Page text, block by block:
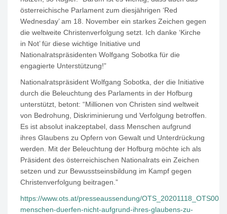
österreichische Parlament zum diesjährigen ‘Red
Wednesday’ am 18. November ein starkes Zeichen gegen
die weltweite Christenverfolgung setzt. Ich danke ‘Kirche
in Not’ für diese wichtige Initiative und
Nationalratspräsidenten Wolfgang Sobotka für die
engagierte Unterstützung!”
Nationalratspräsident Wolfgang Sobotka, der die Initiative
durch die Beleuchtung des Parlaments in der Hofburg
unterstützt, betont: “Millionen von Christen sind weltweit
von Bedrohung, Diskriminierung und Verfolgung betroffen.
Es ist absolut inakzeptabel, dass Menschen aufgrund
ihres Glaubens zu Opfern von Gewalt und Unterdrückung
werden. Mit der Beleuchtung der Hofburg möchte ich als
Präsident des österreichischen Nationalrats ein Zeichen
setzen und zur Bewusstseinsbildung im Kampf gegen
Christenverfolgung beitragen.”
https://www.ots.at/presseaussendung/
menschen-duerfen-nicht-aufgrund-ihres-glaubens-zu-